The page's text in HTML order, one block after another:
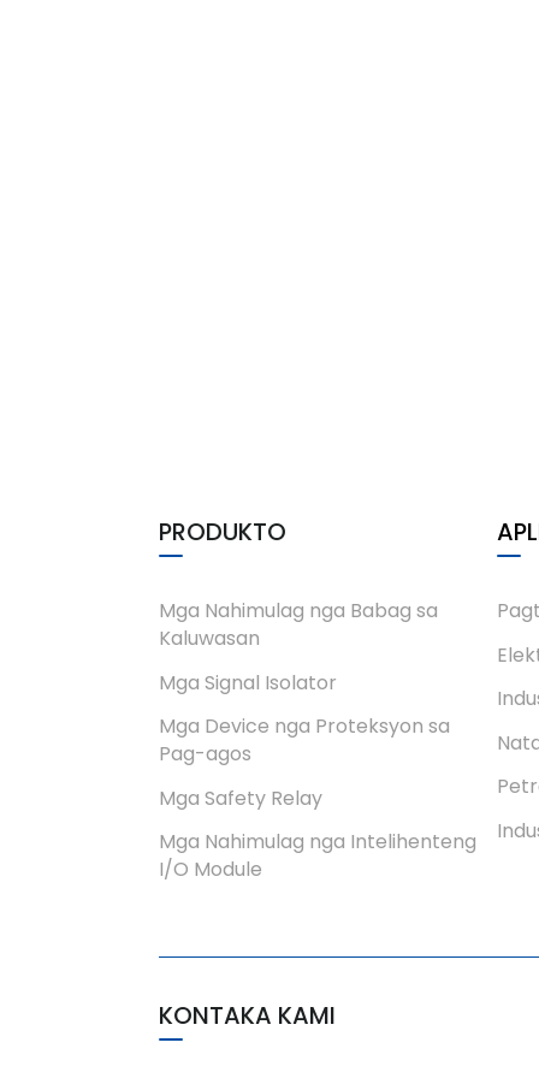
PRODUKTO
Mga Nahimulag nga Babag sa
Kaluwasan
Mga Signal Isolator
Mga Device nga Proteksyon sa
Pag-agos
Mga Safety Relay
Mga Nahimulag nga Intelihenteng
I/O Module
KONTAKA KAMI